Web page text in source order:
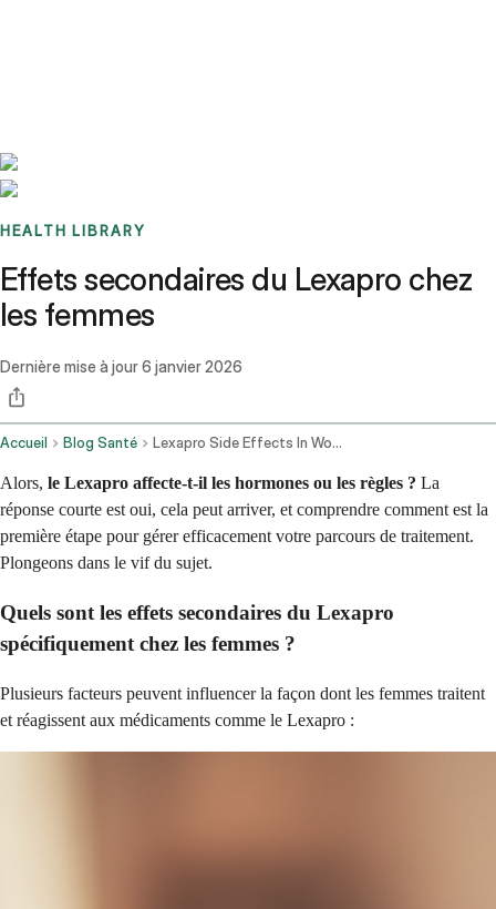
HEALTH LIBRARY
Effets secondaires du Lexapro chez
les femmes
Dernière mise à jour6 janvier 2026
Accueil Blog Santé Lexapro Side Effects In Women
Alors, le Lexapro affecte-t-il les hormones ou les règles ? La
réponse courte est oui, cela peut arriver, et comprendre comment est la
première étape pour gérer efficacement votre parcours de traitement.
Plongeons dans le vif du sujet.
Quels sont les effets secondaires du Lexapro
spécifiquement chez les femmes ?
Plusieurs facteurs peuvent influencer la façon dont les femmes traitent
et réagissent aux médicaments comme le Lexapro :